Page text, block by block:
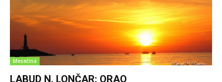
Mesečina
LABUD N. LONČAR: ORAO